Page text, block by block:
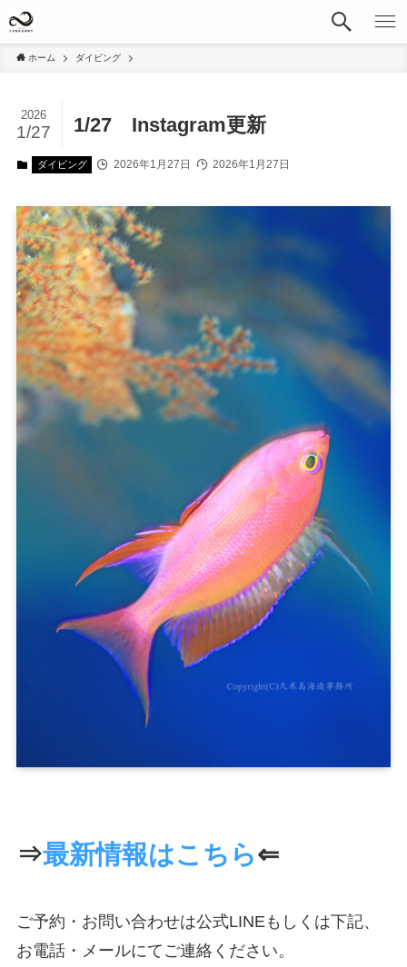
ホーム ダイビング
1/27 Instagram更新
2026
1/27
ダイビング 2026年1月27日 2026年1月27日
⇒最新情報はこちら⇐
ご予約・お問い合わせは公式LINEもしくは下記、
お電話・メールにてご連絡ください。